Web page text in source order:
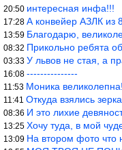
20:50 интересная инфа!!!
17:28 А конвейер АЗЛК из 80-
13:59 Благодарю,
08:32 Прикольно ребята
03:33 У львов не стая, а
16:08 ---------------
11:53 Моника великолепна!
11:41 Откуда взялись
08:36 И это лихие
13:25 Хочу туда, в мой
13:09 На втором фото что